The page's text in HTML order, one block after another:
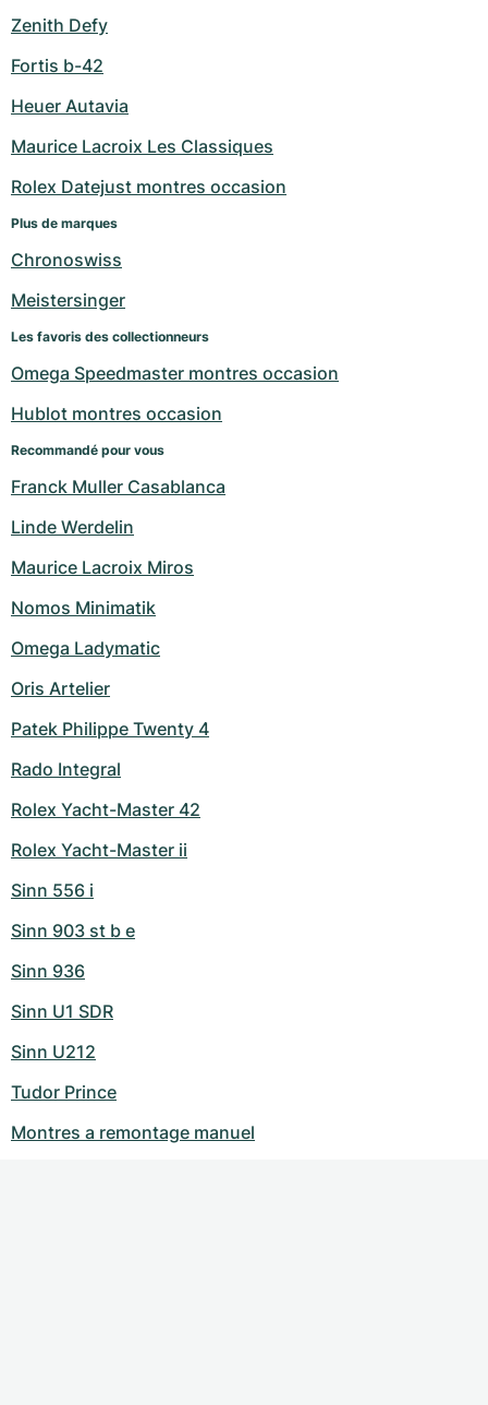
Zenith Defy
Fortis b-42
Heuer Autavia
Maurice Lacroix Les Classiques
Rolex Datejust montres occasion
Plus de marques
Chronoswiss
Meistersinger
Les favoris des collectionneurs
Omega Speedmaster montres occasion
Hublot montres occasion
Recommandé pour vous
Franck Muller Casablanca
Linde Werdelin
Maurice Lacroix Miros
Nomos Minimatik
Omega Ladymatic
Oris Artelier
Patek Philippe Twenty 4
Rado Integral
Rolex Yacht-Master 42
Rolex Yacht-Master ii
Sinn 556 i
Sinn 903 st b e
Sinn 936
Sinn U1 SDR
Sinn U212
Tudor Prince
Montres a remontage manuel